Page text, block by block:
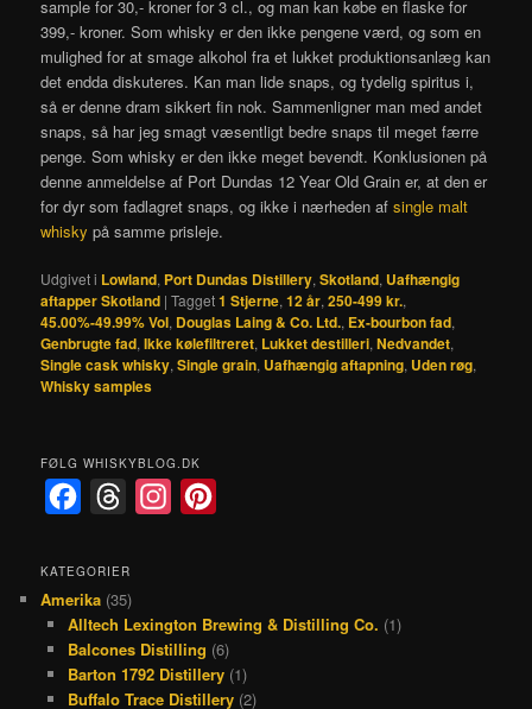
sample for 30,- kroner for 3 cl., og man kan købe en flaske for
399,- kroner. Som whisky er den ikke pengene værd, og som en
mulighed for at smage alkohol fra et lukket produktionsanlæg kan
det endda diskuteres. Kan man lide snaps, og tydelig spiritus i,
så er denne dram sikkert fin nok. Sammenligner man med andet
snaps, så har jeg smagt væsentligt bedre snaps til meget færre
penge. Som whisky er den ikke meget bevendt. Konklusionen på
denne anmeldelse af Port Dundas 12 Year Old Grain er, at den er
for dyr som fadlagret snaps, og ikke i nærheden afsingle malt
whisky på samme prisleje.
Udgivet i Lowland, Port Dundas Distillery,Skotland, Uafhængig
aftapper Skotland |Tagget1 Stjerne,12 år,250-499 kr.,
45.00%-49.99% Vol, Douglas Laing & Co. Ltd., Ex-bourbon fad,
Genbrugte fad,Ikke kølefiltreret, Lukket destilleri,Nedvandet,
Single cask whisky,Single grain, Uafhængig aftapning, Uden røg,
Whisky samples
FØLG WHISKYBLOG.DK
c
e
b
o
r
e
a
d
a
g
e
r
KATEGORIER
Amerika (35)
Alltech Lexington Brewing & Distilling Co. (1)
Balcones Distilling (6)
Barton 1792 Distillery(1)
Buffalo Trace Distillery(2)